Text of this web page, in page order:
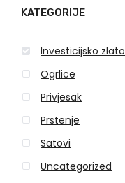
c
f
o
r
KATEGORIJE
Investicijsko zlato
Ogrlice
Privjesak
Prstenje
Satovi
Uncategorized